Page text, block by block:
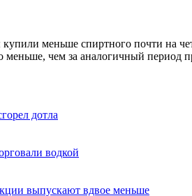
меньше спиртного почти на
меньше, чем за аналогичный период
дотла
водкой
выпускают вдвое меньше